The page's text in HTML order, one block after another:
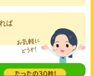
ば
る